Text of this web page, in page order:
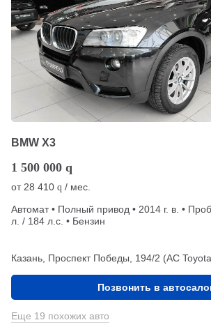
BMW X3
1 500 000 q
от28 410 q / мес.
Автомат • Полный привод • 2014 г. в. •
л. / 184 л.с. • Бензин
Казань, Проспект Победы, 194/2 (АС
Позвонить в
Еще 19 похожих авто